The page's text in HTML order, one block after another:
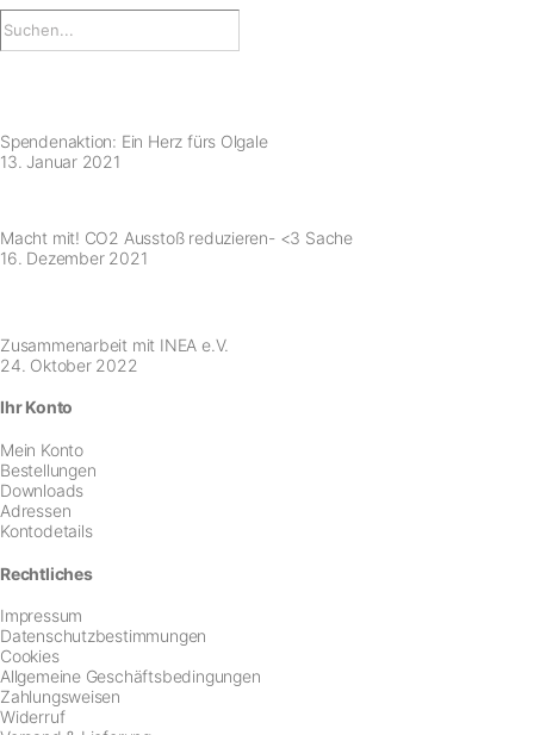
Spendenaktion: Ein Herz fürs Olgale
13. Januar 2021
Macht mit! CO2 Ausstoß reduzieren- <3 Sache
16. Dezember 2021
Zusammenarbeit mit INEA e.V.
24. Oktober 2022
Ihr Konto
Mein Konto
Bestellungen
Downloads
Adressen
Kontodetails
Rechtliches
Impressum
Datenschutzbestimmungen
Cookies
Allgemeine Geschäftsbedingungen
Zahlungsweisen
Widerruf